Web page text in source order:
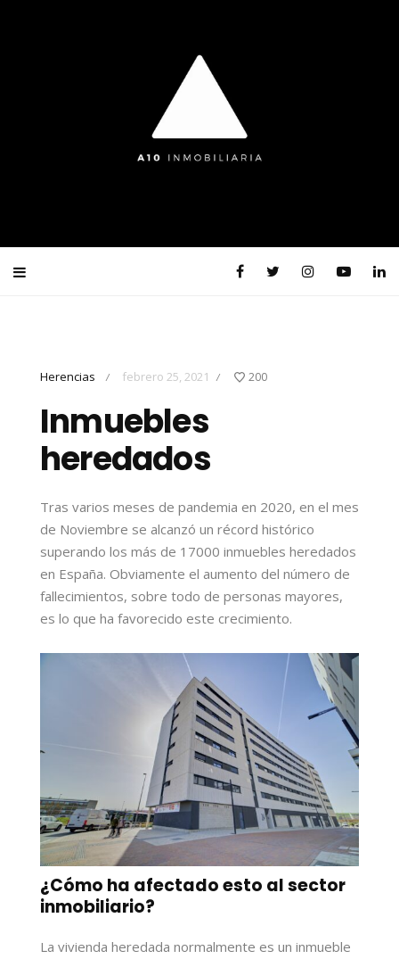
Herencias / febrero 25, 2021 / 200
Inmuebles
heredados
Tras varios meses de pandemia en 2020, en el mes
de Noviembre se alcanzó un récord histórico
superando los más de 17000 inmuebles heredados
en España. Obviamente el aumento del número de
fallecimientos, sobre todo de personas mayores,
es lo que ha favorecido este crecimiento.
¿Cómo ha afectado esto al sector
inmobiliario?
La vivienda heredada normalmente es un inmueble